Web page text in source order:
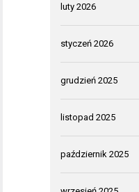
luty 2026
styczeń 2026
grudzień 2025
listopad 2025
październik 2025